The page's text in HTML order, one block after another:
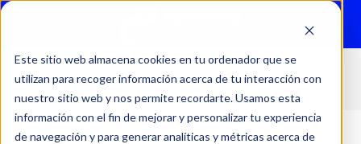
Este sitio web almacena cookies en tu ordenador que se
utilizan para recoger información acerca de tu interacción con
nuestro sitio web y nos permite recordarte. Usamos esta
información con el fin de mejorar y personalizar tu experiencia
de navegación y para generar analíticas y métricas acerca de
Inicio Autos